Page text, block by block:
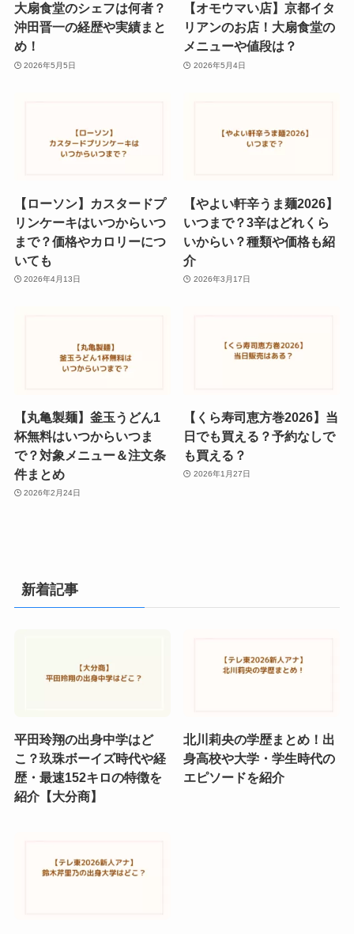
大扇食堂のシェフは何者？
沖田晋一の経歴や実績まと
め！
2026年5月5日
【オモウマい店】京都イタ
リアンのお店！大扇食堂の
メニューや値段は？
2026年5月4日
【ローソン】カスタードプ
リンケーキはいつからいつ
まで？価格やカロリーにつ
いても
2026年4月13日
【やよい軒辛うま麺2026】
いつまで？3辛はどれくら
いからい？種類や価格も紹
介
2026年3月17日
【丸亀製麺】釜玉うどん1
杯無料はいつからいつま
で？対象メニュー＆注文条
件まとめ
2026年2月24日
【くら寿司恵方巻2026】当
日でも買える？予約なしで
も買える？
2026年1月27日
新着記事
平田玲翔の出身中学はど
こ？玖珠ボーイズ時代や経
歴・最速152キロの特徴を
紹介【大分商】
北川莉央の学歴まとめ！出
身高校や大学・学生時代の
エピソードを紹介